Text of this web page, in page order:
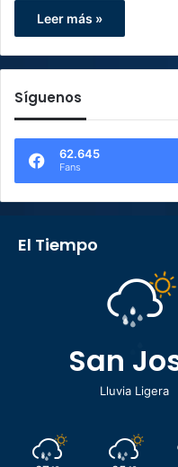
Leer más »
Síguenos
62.645
Fans
El Tiempo
San
Lluvia Ligera